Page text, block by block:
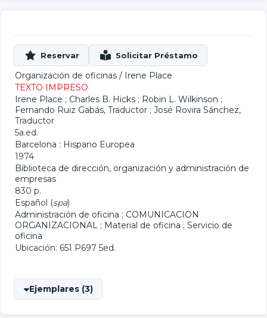
Organización de oficinas / Irene Place
TEXTO IMPRESO
Irene Place ; Charles B. Hicks ; Robin L. Wilkinson ;
Fernando Ruiz Gabás, Traductor ; José Rovira Sánchez,
Traductor
5a.ed.
Barcelona : Hispano Europea
1974
Biblioteca de dirección, organización y administración de
empresas
830 p.
Español (spa)
Administración de oficina ; COMUNICACION
ORGANIZACIONAL ; Material de oficina ; Servicio de
oficina
Ubicación: 651 P697 5ed.
Ejemplares (3)